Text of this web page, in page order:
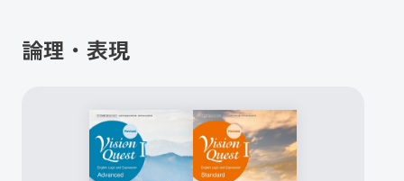
論理・表現